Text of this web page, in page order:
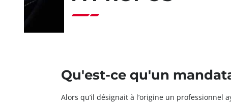
Qu'est-ce qu'un
Alors qu’il désignait à l’origine un professionnel